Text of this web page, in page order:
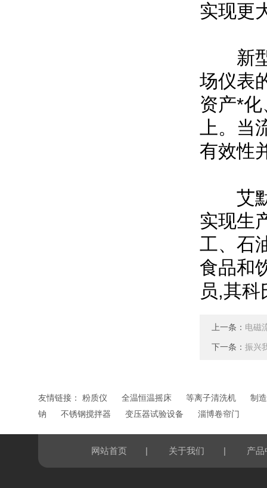
实现更
新型
场仪表
资产*
上。当
有效性
艾默
实现生
工、石
食品和
员,其
上一条： 电磁
下一条： 振兴
友情链接： 粉质仪 全温恒温摇床 等离子清洗机
制
钠
不锈钢搅拌器 变压器试验设备 淄博卷帘门
网站首页 | 关于我们 | 产品